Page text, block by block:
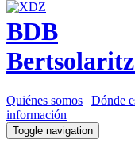
BDB
Quiénes somos | Dónde
información
Toggle navigation